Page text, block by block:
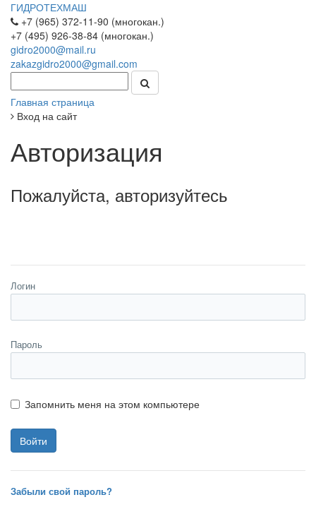
ГИДРОТЕХМАШ
+7 (965) 372-11-90 (многокан.)
+7 (495) 926-38-84 (многокан.)
gidro2000@mail.ru
zakazgidro2000@gmail.com
Главная страница
Вход на сайт
Авторизация
Пожалуйста, авторизуйтесь
Логин
Пароль
Запомнить меня на этом компьютере
Забыли свой пароль?